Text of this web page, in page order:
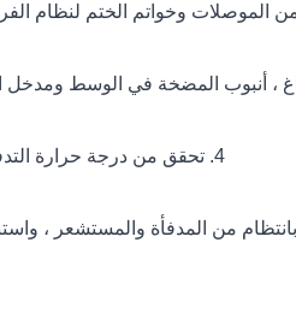
4. تحقق من درجة حرارة التدفئة لفرن تجفيف الفراغ للتأكد من أن التسخين في مكانه بانتظام.